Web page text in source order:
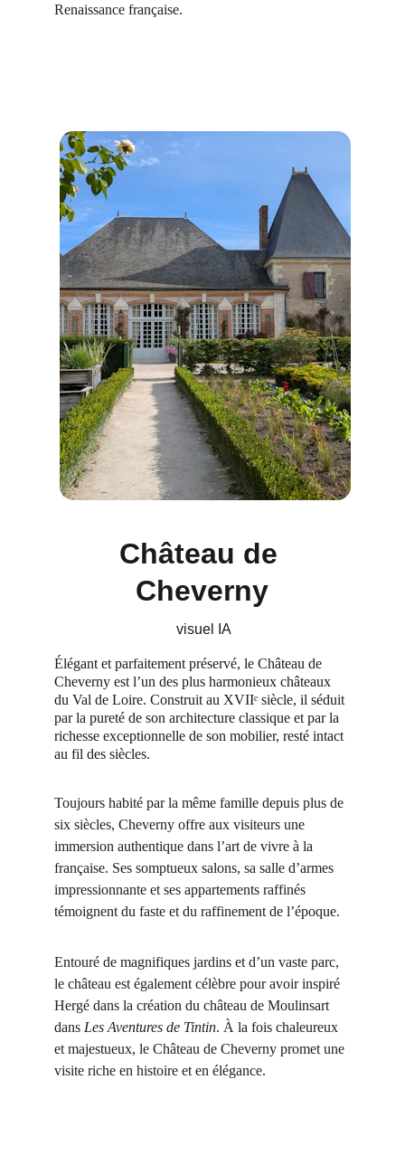
Château de
Cheverny
Renaissance française.
Élégant et parfaitement préservé, le Château de
Cheverny est l’un des plus harmonieux châteaux
du Val de Loire. Construit au XVIIᵉ siècle, il séduit
par la pureté de son architecture classique et par la
richesse exceptionnelle de son mobilier, resté intact
au fil des siècles.
Toujours habité par la même famille depuis plus de
six siècles, Cheverny offre aux visiteurs une
immersion authentique dans l’art de vivre à la
française. Ses somptueux salons, sa salle d’armes
impressionnante et ses appartements raffinés
témoignent du faste et du raffinement de l’époque.
Entouré de magnifiques jardins et d’un vaste parc,
le château est également célèbre pour avoir inspiré
Hergé dans la création du château de Moulinsart
dans Les Aventures de Tintin. À la fois chaleureux
et majestueux, le Château de Cheverny promet une
visite riche en histoire et en élégance.
visuel IA